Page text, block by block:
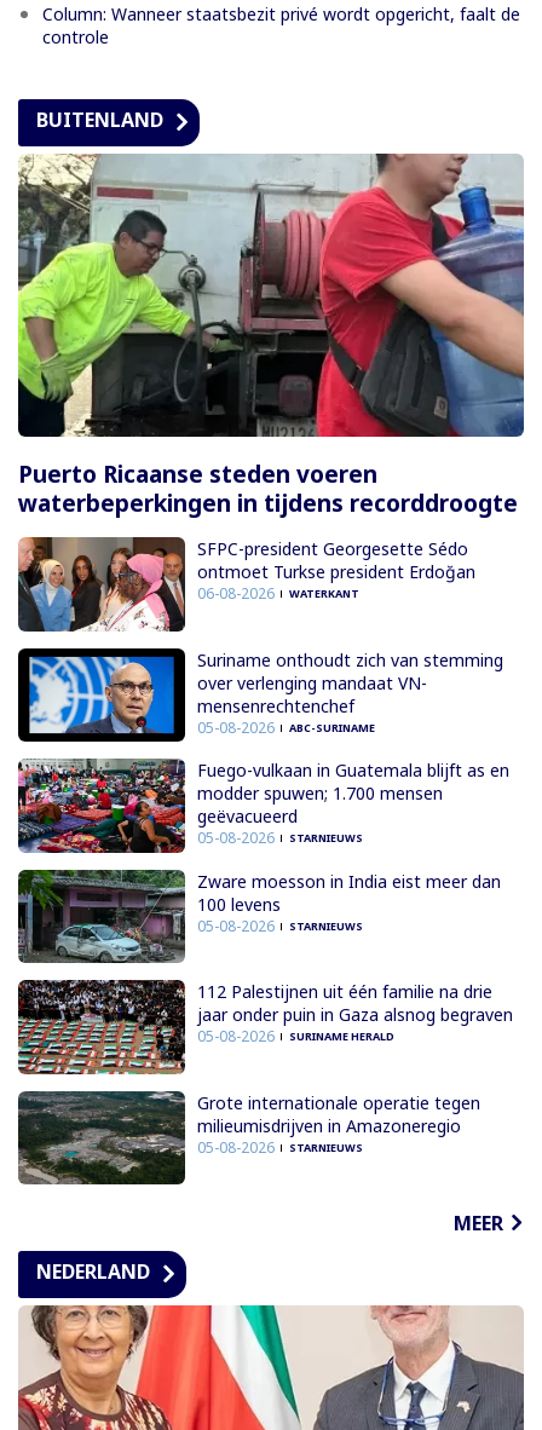
Column: Wanneer staatsbezit privé wordt opgericht, faalt de
controle
BUITENLAND
Puerto Ricaanse steden voeren
waterbeperkingen in tijdens recorddroogte
SFPC-president Georgesette Sédo
ontmoet Turkse president Erdoğan
06-08-2026 WATERKANT
Suriname onthoudt zich van stemming
over verlenging mandaat VN-
mensenrechtenchef
05-08-2026 ABC-SURINAME
Fuego-vulkaan in Guatemala blijft as en
modder spuwen; 1.700 mensen
geëvacueerd
05-08-2026 STARNIEUWS
Zware moesson in India eist meer dan
100 levens
05-08-2026 STARNIEUWS
112 Palestijnen uit één familie na drie
jaar onder puin in Gaza alsnog begraven
05-08-2026 SURINAME HERALD
Grote internationale operatie tegen
milieumisdrijven in Amazoneregio
05-08-2026 STARNIEUWS
MEER
NEDERLAND